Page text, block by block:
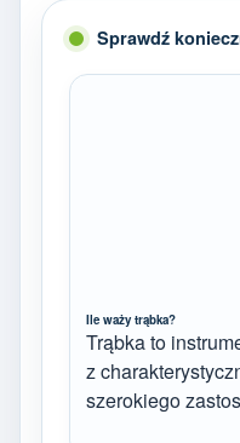
Sprawdź
Ile waży trąbka?
Trąbka to
z
szerokiego